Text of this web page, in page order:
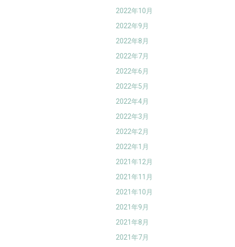
2022年10月
2022年9月
2022年8月
2022年7月
2022年6月
2022年5月
2022年4月
2022年3月
2022年2月
2022年1月
2021年12月
2021年11月
2021年10月
2021年9月
2021年8月
2021年7月